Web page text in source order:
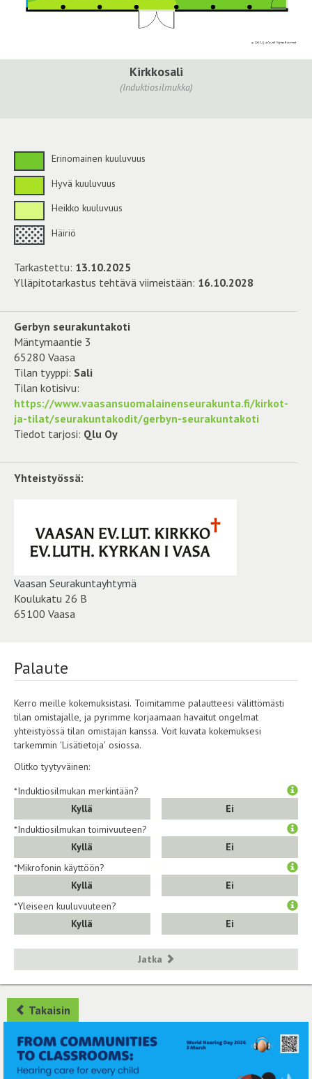
Kirkkosali
(Induktiosilmukka)
Erinomainen kuuluvuus
Hyvä kuuluvuus
Heikko kuuluvuus
Häiriö
Tarkastettu: 13.10.2025
Ylläpitotarkastus tehtävä viimeistään: 16.10.2028
Gerbyn seurakuntakoti
Mäntymaantie 3
65280 Vaasa
Tilan tyyppi: Sali
Tilan kotisivu:
https://www.vaasansuomalainenseurakunta.fi/kirkot-
ja-tilat/seurakuntakodit/gerbyn-seurakuntakoti
Tiedot tarjosi: Qlu Oy
Yhteistyössä:
Vaasan Seurakuntayhtymä
Koulukatu 26 B
65100 Vaasa
Palaute
Kerro meille kokemuksistasi. Toimitamme palautteesi välittömästi
tilan omistajalle, ja pyrimme korjaamaan havaitut ongelmat
yhteistyössä tilan omistajan kanssa. Voit kuvata kokemuksesi
tarkemmin 'Lisätietoja' osiossa.
Olitko tyytyväinen:
*Induktiosilmukan merkintään?
Kyllä
Ei
*Induktiosilmukan toimivuuteen?
Kyllä
Ei
*Mikrofonin käyttöön?
Kyllä
Ei
*Yleiseen kuuluvuuteen?
Kyllä
Ei
Jatka
Takaisin